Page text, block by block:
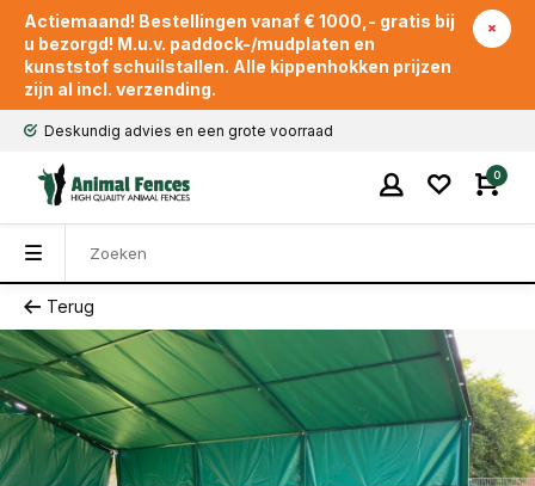
Actiemaand! Bestellingen vanaf € 1000,- gratis bij
u bezorgd! M.u.v. paddock-/mudplaten en
kunststof schuilstallen. Alle kippenhokken prijzen
zijn al incl. verzending.
Deskundig advies en een grote voorraad
0
Terug